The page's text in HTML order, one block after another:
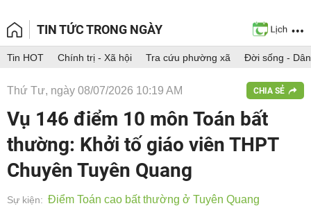
TIN TỨC TRONG NGÀY
Tin HOT Chính trị - Xã hội Tra cứu phường xã Đời sống -
Thứ Tư, ngày 08/07/2026 10:19 AM CHIA SẺ
Vụ 146 điểm 10 môn Toán bất
thường: Khởi tố giáo viên THPT
Chuyên Tuyên Quang
Sự kiện: Điểm Toán cao bất thường ở Tuyên Quang